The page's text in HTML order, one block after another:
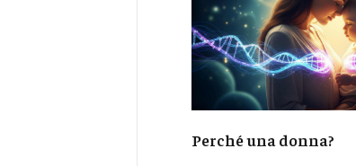
Perché una donna?